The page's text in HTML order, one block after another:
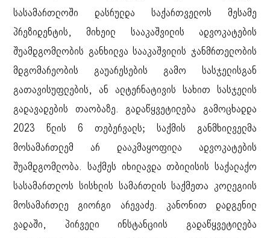
სასამართლოში დასრულდა საქართველოს მესამე
პრეზიდენტის, მიხეილ სააკაშვილის ადვოკატების
შუამდგომლობის განხილვა სააკაშვილის ჯანმრთელობის
მდგომარეობის გაუარესების გამო სასჯელისგან
გათავისუფლების, ან ალტერნატივის სახით სასჯელის
გადავადების თაობაზე. გადაწყვეტილება გამოცხადდა
2023 წლის 6 თებერვალს; საქმის განმხილველმა
მოსამართლემ არ დააკმაყოფილა ადვოკატების
შუამდგომლობა. საქმეს იხილავდა თბილისის საქალაქო
სასამართლოს სისხლის სამართლის საქმეთა კოლეგიის
მოსამართლე გიორგი არევაძე. კანონით დადგენილ
ვადაში, პირველი ინსტანციის გადაწყვეტილება